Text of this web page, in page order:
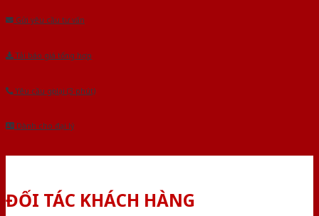
Gửi yêu cầu tư vấn
Tải báo giá tổng hợp
Yêu cầu gọi lại (3 phút)
Dành cho đại lý
ĐỐI TÁC KHÁCH HÀNG